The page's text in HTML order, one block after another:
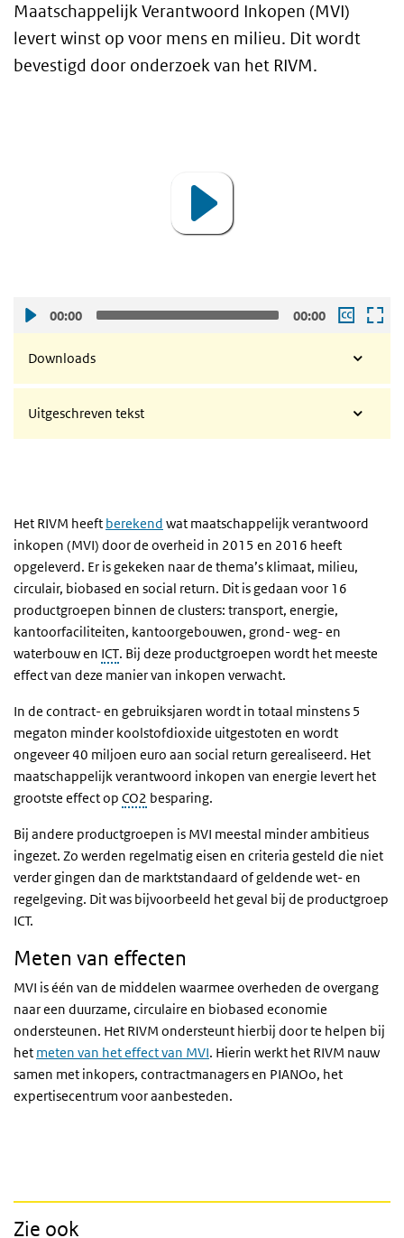
Maatschappelijk Verantwoord Inkopen (MVI)
levert winst op voor mens en milieu. Dit wordt
bevestigd door onderzoek van het RIVM.
00:00 00:00
Downloads
Uitgeschreven tekst
Het RIVM heeft berekend wat maatschappelijk verantwoord
inkopen (MVI) door de overheid in 2015 en 2016 heeft
opgeleverd. Er is gekeken naar de thema’s klimaat, milieu,
circulair, biobased en social return. Dit is gedaan voor 16
productgroepen binnen de clusters: transport, energie,
kantoorfaciliteiten, kantoorgebouwen, grond- weg- en
waterbouw en ICT. Bij deze productgroepen wordt het meeste
effect van deze manier van inkopen verwacht.
In de contract- en gebruiksjaren wordt in totaal minstens 5
megaton minder koolstofdioxide uitgestoten en wordt
ongeveer 40 miljoen euro aan social return gerealiseerd. Het
maatschappelijk verantwoord inkopen van energie levert het
grootste effect op CO2 besparing.
Bij andere productgroepen is MVI meestal minder ambitieus
ingezet. Zo werden regelmatig eisen en criteria gesteld die niet
verder gingen dan de marktstandaard of geldende wet- en
regelgeving. Dit was bijvoorbeeld het geval bij de productgroep
ICT.
Meten van effecten
MVI is één van de middelen waarmee overheden de overgang
naar een duurzame, circulaire en biobased economie
ondersteunen. Het RIVM ondersteunt hierbij door te helpen bij
het meten van het effect van MVI. Hierin werkt het RIVM nauw
samen met inkopers, contractmanagers en PIANOo, het
expertisecentrum voor aanbesteden.
Zie ook